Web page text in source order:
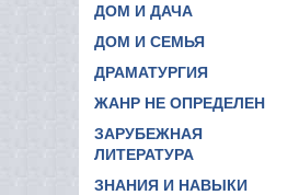
ДОМ И ДАЧА
ДОМ И СЕМЬЯ
ДРАМАТУРГИЯ
ЖАНР НЕ ОПРЕДЕЛЕН
ЗАРУБЕЖНАЯ
ЛИТЕРАТУРА
ЗНАНИЯ И НАВЫКИ